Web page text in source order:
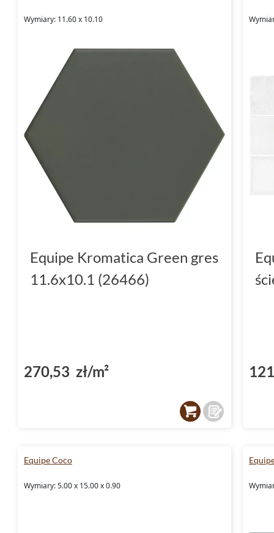
Wymiary: 11.60 x 10.10
Equipe Kromatica Green gres
11.6x10.1 (26466)
270,53 zł/m²
Equipe Coco
Wymiary: 5.00 x 15.00 x 0.90